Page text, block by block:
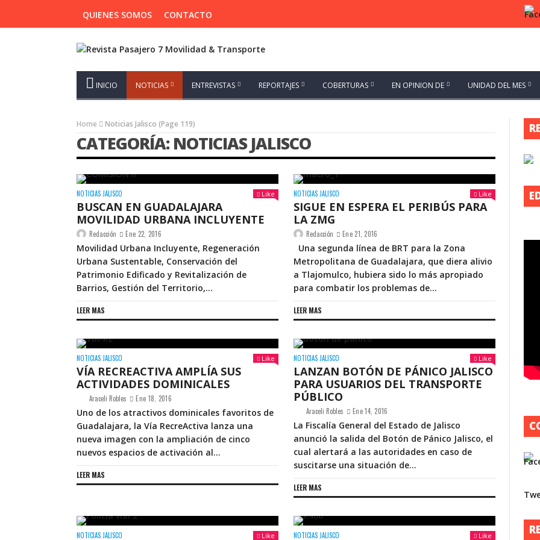
QUIENES SOMOS CONTACTO
INICIO NOTICIAS ENTREVISTAS REPORTAJES COBERTURAS EN OPINION DE UNIDAD DEL MES
Home Noticias Jalisco (Page 119)
CATEGORÍA: NOTICIAS JALISCO
NOTICIAS JALISCO Like
BUSCAN EN GUADALAJARA
MOVILIDAD URBANA INCLUYENTE
Redacción Ene 22, 2016
Movilidad Urbana Incluyente, Regeneración
Urbana Sustentable, Conservación del
Patrimonio Edificado y Revitalización de
Barrios, Gestión del Territorio,...
LEER MAS
NOTICIAS JALISCO Like
SIGUE EN ESPERA EL PERIBÚS PARA
LA ZMG
Redacción Ene 21, 2016
Una segunda línea de BRT para la Zona
Metropolitana de Guadalajara, que diera alivio
a Tlajomulco, hubiera sido lo más apropiado
para combatir los problemas de...
LEER MAS
NOTICIAS JALISCO Like
VÍA RECREACTIVA AMPLÍA SUS
ACTIVIDADES DOMINICALES
Araceli Robles Ene 18, 2016
Uno de los atractivos dominicales favoritos de
Guadalajara, la Vía RecreActiva lanza una
nueva imagen con la ampliación de cinco
nuevos espacios de activación al...
LEER MAS
NOTICIAS JALISCO Like
LANZAN BOTÓN DE PÁNICO JALISCO
PARA USUARIOS DEL TRANSPORTE
PÚBLICO
Araceli Robles Ene 14, 2016
La Fiscalía General del Estado de Jalisco
anunció la salida del Botón de Pánico Jalisco, el
cual alertará a las autoridades en caso de
suscitarse una situación de...
LEER MAS
NOTICIAS JALISCO Like NOTICIAS JALISCO Like